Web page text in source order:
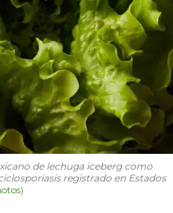
de lechuga iceberg como
registrado en Estados
)